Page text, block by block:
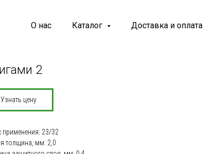
О нас Каталог Доставка и оплата
2
Узнать цену
применения: 23/32
толщина, мм: 2,0